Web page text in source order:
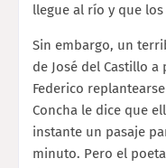
llegue al río y que
Sin embargo, un
de José del Castillo
Federico
Concha le dice que
instante un pasaje
minuto. Pero el